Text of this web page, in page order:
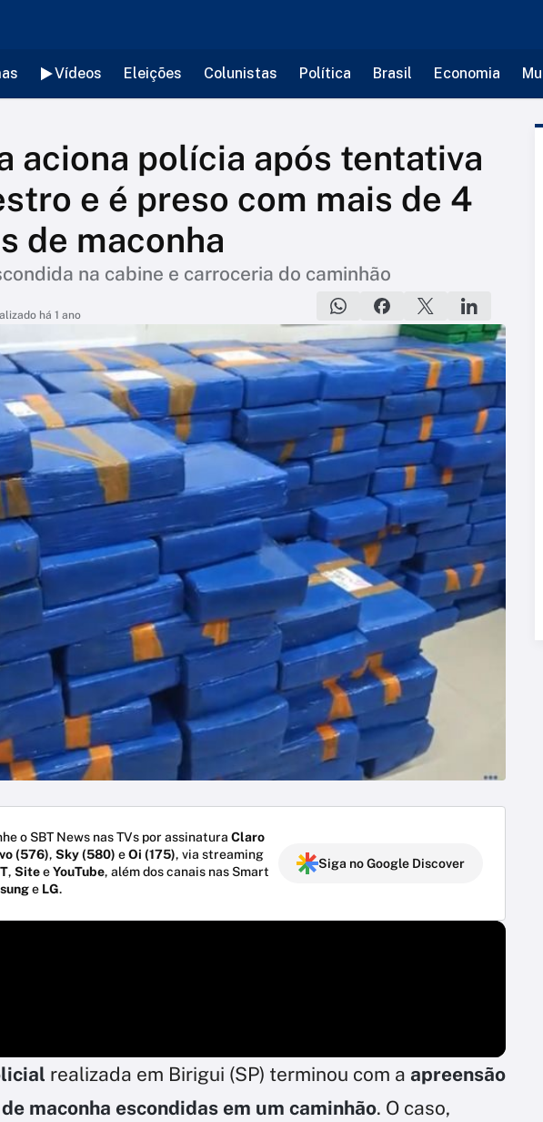
Vídeos Eleições Colunistas Política Brasil Economia
aciona polícia após tentativa
e é preso com mais de 4
de maconha
na cabine e carroceria do caminhão
há 1 ano
o SBT News nas TVs por assinatura Claro
(576), Sky (580) eOi (175), via streaming
, SiteeYouTube, além dos canais nas Smart
e LG.
Siga no Google Discover
realizada em Birigui (SP) terminou com a apreensão
maconha escondidas em um caminhão. O caso,